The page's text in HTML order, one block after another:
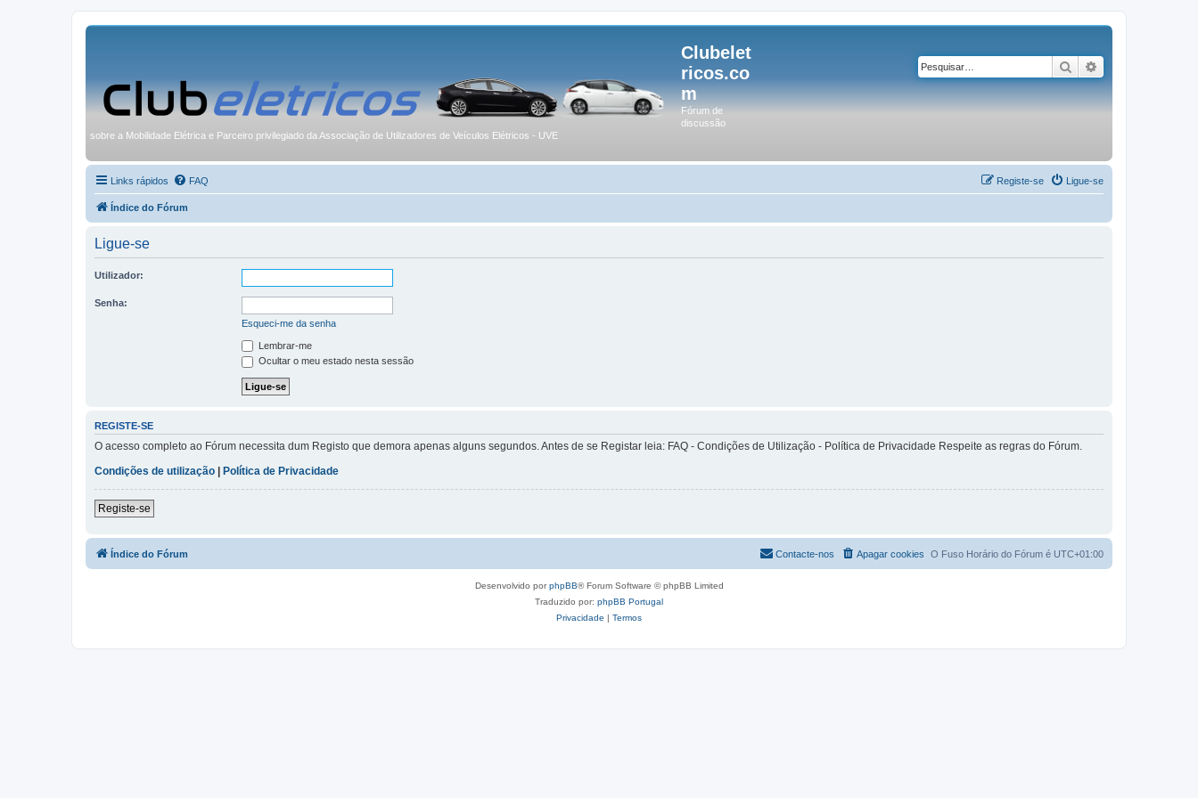
Clubelet
ricos.co
m
Fórum de
discussão
sobre a Mobilidade Elétrica e Parceiro privilegiado da Associação de Utilizadores de Veículos Elétricos - UVE
Pesquisar
Links rápidos FAQ Ligue-se
Registe-se
Índice do Fórum
Ligue-se
Utilizador:
Senha:
Esqueci-me da senha
Lembrar-me
Ocultar o meu estado nesta sessão
REGISTE-SE
O acesso completo ao Fórum necessita dum Registo que demora apenas alguns segundos. Antes de se Registar leia: FAQ - Condições de Utilização - Política de Privacidade Respeite as regras do Fórum.
Condições de utilização
Política de Privacidade
Registe-se
Índice do Fórum O Fuso Horário do Fórum é UTC+01:00
Apagar cookies
Contacte-nos
Desenvolvido porphpBB® Forum Software © phpBB Limited
Traduzido por: phpBB Portugal
Privacidade | Termos